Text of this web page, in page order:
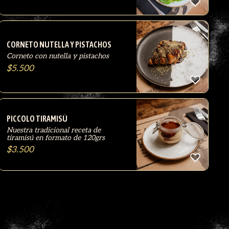
CORNETO NUTELLA Y PISTACHOS
Corneto con nutella y pistachos
$5.500
PICCOLO TIRAMISÚ
Nuestra tradicional receta de
tiramisú en formato de 120grs
$3.500